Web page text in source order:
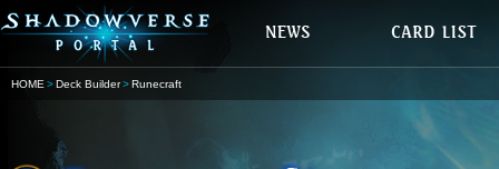
HOME Deck Builder Runecraft